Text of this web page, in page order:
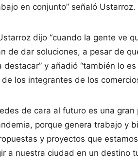
en conjunto” señaló Ustarroz.
dijo “cuando la gente ve
de dar soluciones, a pesar de
y añadió “también lo
los integrantes de los
de cara al futuro es una
porque genera trabajo y
y proyectos que
a nuestra ciudad en un destino